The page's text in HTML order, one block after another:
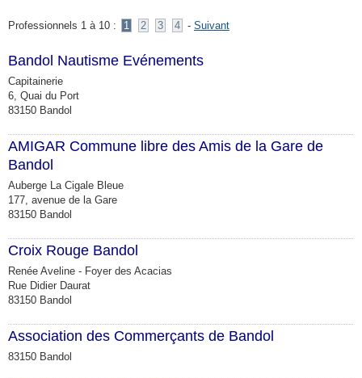
Professionnels 1 à 10 : 1 2 3 4 - Suivant
Bandol Nautisme Evénements
Capitainerie
6, Quai du Port
83150 Bandol
AMIGAR Commune libre des Amis de la Gare de
Bandol
Auberge La Cigale Bleue
177, avenue de la Gare
83150 Bandol
Croix Rouge Bandol
Renée Aveline - Foyer des Acacias
Rue Didier Daurat
83150 Bandol
Association des Commerçants de Bandol
83150 Bandol